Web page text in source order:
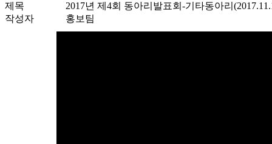
제목
2017년 제4회 동아리발표회-기타동아리
작성자
홍보팀